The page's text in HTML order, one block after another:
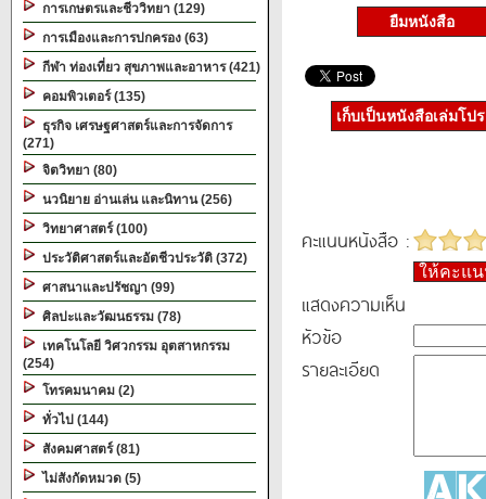
การเกษตรและชีววิทยา (129)
การเมืองและการปกครอง (63)
กีฬา ท่องเที่ยว สุขภาพและอาหาร (421)
คอมพิวเตอร์ (135)
ธุรกิจ เศรษฐศาสตร์และการจัดการ
(271)
จิตวิทยา (80)
นวนิยาย อ่านเล่น และนิทาน (256)
วิทยาศาสตร์ (100)
ประวัติศาสตร์และอัตชีวประวัติ (372)
ศาสนาและปรัชญา (99)
ศิลปะและวัฒนธรรม (78)
เทคโนโลยี วิศวกรรม อุตสาหกรรม
(254)
โทรคมนาคม (2)
ทั่วไป (144)
สังคมศาสตร์ (81)
ไม่สังกัดหมวด (5)
ยืมหนังสือ
เก็บเป็นหนังสือเล่มโป
คะแนนหนังสือ :
ให้คะแ
แสดงความเห็น
หัวข้อ
รายละเอียด